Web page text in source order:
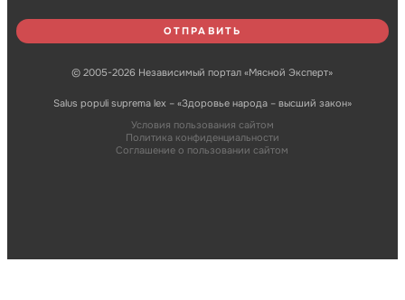
© 2005-2026 Независимый портал «Мясной Эксперт»
Salus populi suprema lex – «Здоровье народа – высший закон»
Условия пользования сайтом
Политика конфиденциальности
Соглашение о пользовании сайтом